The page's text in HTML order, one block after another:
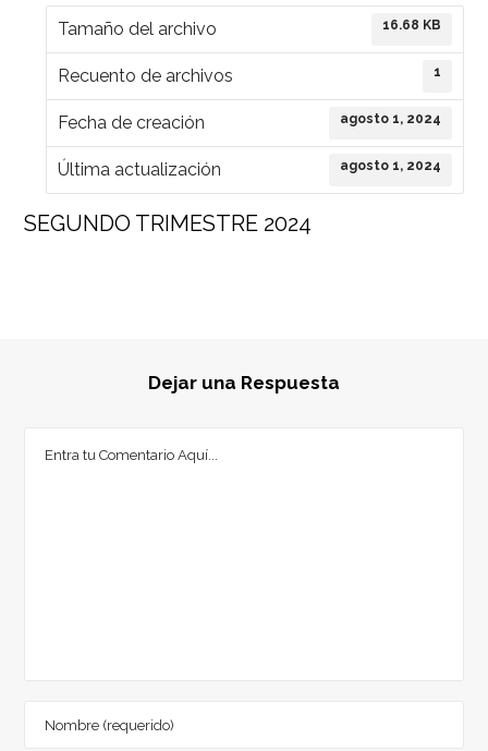
Tamaño del archivo 16.68 KB
Recuento de archivos 1
Fecha de creación agosto 1, 2024
Última actualización agosto 1, 2024
SEGUNDO TRIMESTRE 2024
Dejar una Respuesta